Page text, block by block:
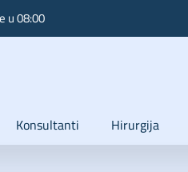
u 08:00
Konsultanti Hirurgija